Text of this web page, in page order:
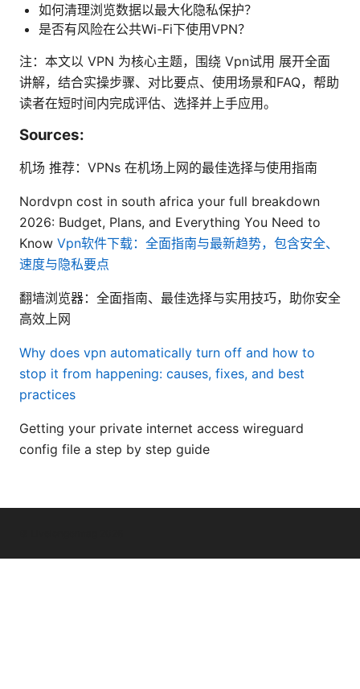
如何清理浏览数据以最大化隐私保护？
是否有风险在公共Wi-Fi下使用VPN？
注：本文以 VPN 为核心主题，围绕 Vpn试用 展开全面
讲解，结合实操步骤、对比要点、使用场景和FAQ，帮助
读者在短时间内完成评估、选择并上手应用。
Sources:
机场 推荐：VPNs 在机场上网的最佳选择与使用指南
Nordvpn cost in south africa your full breakdown
2026: Budget, Plans, and Everything You Need to
Know Vpn软件下载：全面指南与最新趋势，包含安全、
速度与隐私要点
翻墙浏览器：全面指南、最佳选择与实用技巧，助你安全
高效上网
Why does vpn automatically turn off and how to
stop it from happening: causes, fixes, and best
practices
Getting your private internet access wireguard
config file a step by step guide